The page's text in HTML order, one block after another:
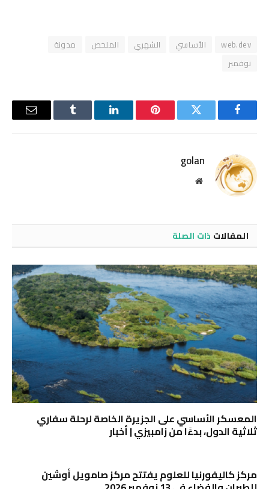
web.dev الأساسي الشهري الملخص
مدونة
نوفمبر
فيسبوك تويتر بينتيريستلينكدإن Tumblr
البريد
golan
موقع
المقالات ذات الصلة
المعسكر الأساسي على الجزيرة الخاصة لرحلة سفاري
ثلاثية الدول، بدءًا من زامبيزي | أخبار
مركز كاليفورنيا للعلوم يفتتح مركز صامويل أوشين